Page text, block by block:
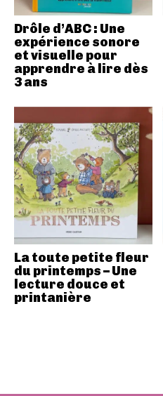
Drôle d’ABC : Une
expérience sonore
et visuelle pour
apprendre à lire dès
3 ans
La toute petite fleur
du printemps – Une
lecture douce et
printanière